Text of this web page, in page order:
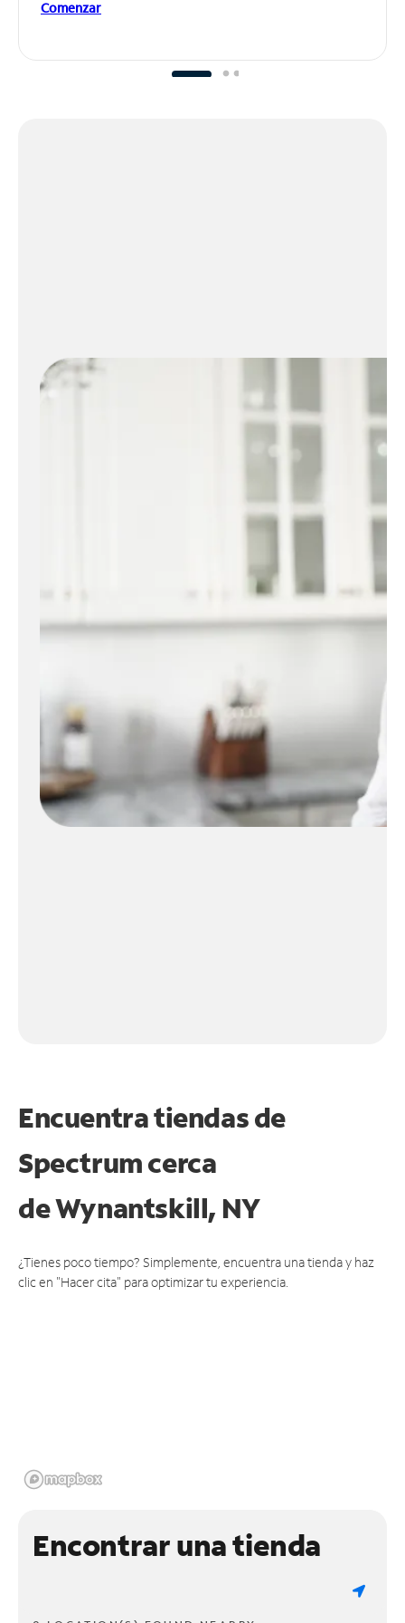
Comenzar
Encuentra tiendas de
Spectrum cerca
deWynantskill, NY
¿Tienes poco tiempo? Simplemente, encuentra una tienda y haz
clic en "Hacer cita" para optimizar tu experiencia.
Encontrar una tienda